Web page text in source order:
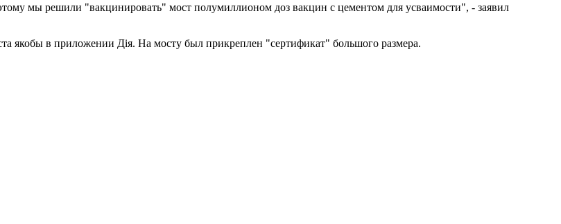
мы решили "вакцинировать" мост полумиллионом доз вакцин с цементом для усваимости", - заявил
якобы в приложении Дія. На мосту был прикреплен "сертификат" большого размера.